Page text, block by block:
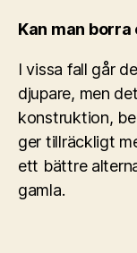
Kan man
I vissa fall går
djupare, men
konstruktion,
ger tillräckligt
ett bättre
gamla.